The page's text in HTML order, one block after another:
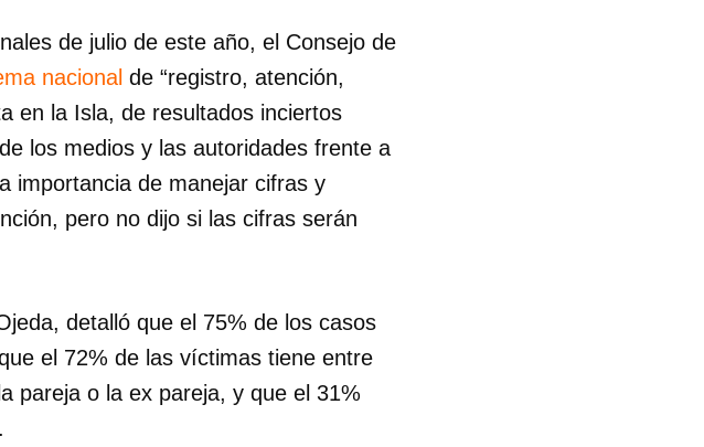
de julio de este año, el Consejo de
nacional de “registro, atención,
en la Isla, de resultados inciertos
los medios y las autoridades frente a
importancia de manejar cifras y
pero no dijo si las cifras serán
detalló que el 75% de los casos
el 72% de las víctimas tiene entre
pareja o la ex pareja, y que el 31%